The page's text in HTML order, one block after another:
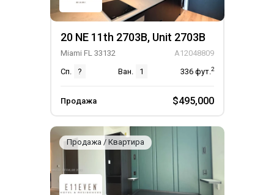
Майами-Бич, всего в нескольких шагах от парка Саут-
Пуэнт, пляжный клуб E11EVEN® предлагает
идеальные условия для активного и роскошного
районе Парк-Вест в Майами по адресу 20 NE 11th
района Miami Worldcenter площадью более 300 000
квадратных футов. На машине E11EVEN Hotel &
Residences находится всего в 8 минутах от Винвуд
Майами, в 10 минутах от Брикелл, в 12 минутах от
Южного пляжа и в 15 минутах от международного
20 NE 11th 2703B, Unit 2703B
Miami FL 33132
A12048809
Сп.
? Ван. 1 336 фут.2
Продажа $495,000
Продажа / Квартира